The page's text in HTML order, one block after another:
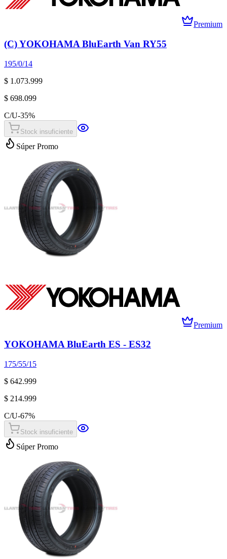
Premium
(C) YOKOHAMA BluEarth Van RY55
195/0/14
$ 1.073.999
$ 698.099
C/U-35%
Stock insuficiente
Súper Promo
Premium
YOKOHAMA BluEarth ES - ES32
175/55/15
$ 642.999
$ 214.999
C/U-67%
Stock insuficiente
Súper Promo